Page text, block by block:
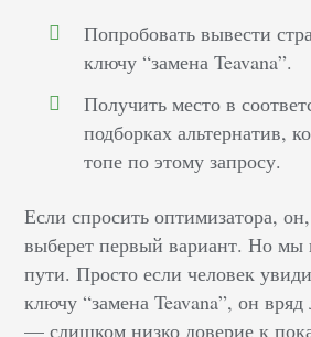
Попробовать вывести
ключу “замена Teavana”.
Получить место в
подборках альтернатив,
топе по этому запросу.
Если спросить оптимизатора, он,
выберет первый вариант. Но
пути. Просто если человек
ключу “замена Teavana”, он
— слишком низко доверие к